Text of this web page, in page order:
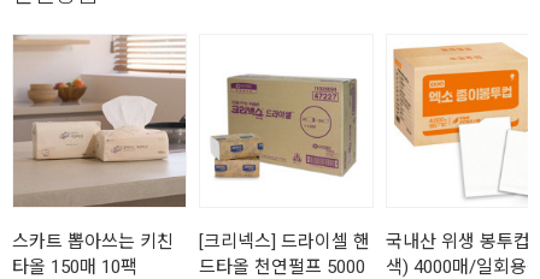
스카트 뽑아쓰는 키친
타올 150매 10팩
[크리넥스] 드라이셀 핸
드타올 천연펄프 5000
국내산 위생 봉투컵(
색) 4000매/일회용